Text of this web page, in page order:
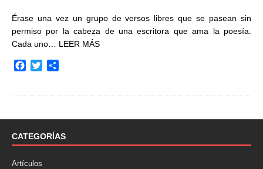
Érase una vez un grupo de versos libres que se pasean sin
permiso por la cabeza de una escritora que ama la poesía.
Cada uno… LEER MÁS
o
k
r
t
i
CATEGORÍAS
Artículos